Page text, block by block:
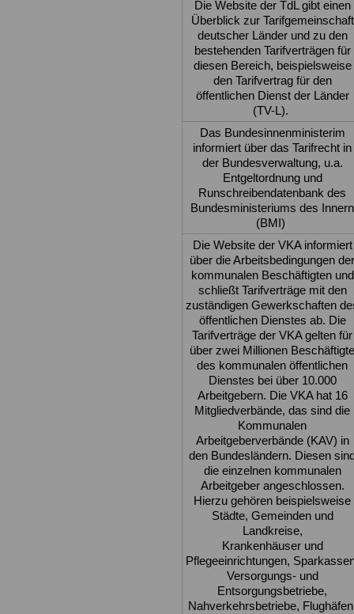
Die Website der TdL gibt einen
Überblick zur Tarifgemeinschaft
deutscher Länder und zu den
bestehenden Tarifverträgen für
diesen Bereich, beispielsweise
den Tarifvertrag für den
öffentlichen Dienst der Länder
(TV-L).
Das Bundesinnenministerim
informiert über das Tarifrecht in
der Bundesverwaltung, u.a.
Entgeltordnung und
Runschreibendatenbank des
Bundesministeriums des Innern
(BMI)
Die Website der VKA informiert
über die Arbeitsbedingungen der
kommunalen Beschäftigten und
schließt Tarifverträge mit den
zuständigen Gewerkschaften
öffentlichen Dienstes ab. Die
Tarifverträge der VKA gelten für
über zwei Millionen Beschäftigte
des kommunalen öffentlichen
Dienstes bei über 10.000
Arbeitgebern. Die VKA hat 16
Mitgliedverbände, das sind die
Kommunalen
Arbeitgeberverbände (KAV) in
den Bundesländern. Diesen
die einzelnen kommunalen
Arbeitgeber angeschlossen.
Hierzu gehören beispielsweise
Städte, Gemeinden und
Landkreise,
Krankenhäuser und
Pflegeeinrichtungen,
Versorgungs- und
Entsorgungsbetriebe,
Nahverkehrsbetriebe,